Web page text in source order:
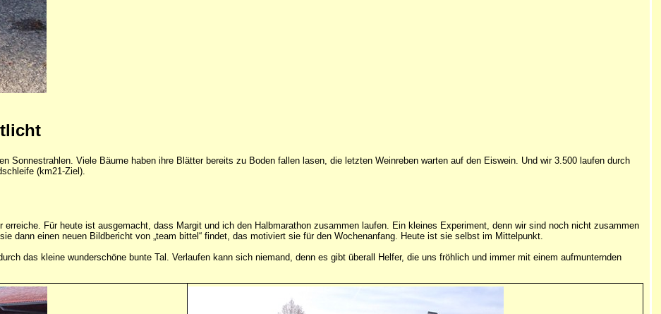
Sonnestrahlen. Viele Bäume haben ihre Blätter bereits zu Boden fallen lasen, die letzten Weinreben warten auf den Eiswein. Und wir 3.500 laufen durch
(km21-Ziel).
erreiche. Für heute ist ausgemacht, dass Margit und ich den Halbmarathon zusammen laufen. Ein kleines Experiment, denn wir sind noch nicht zusammen
dann einen neuen Bildbericht von „team bittel“ findet, das motiviert sie für den Wochenanfang. Heute ist sie selbst im Mittelpunkt.
das kleine wunderschöne bunte Tal. Verlaufen kann sich niemand, denn es gibt überall Helfer, die uns fröhlich und immer mit einem aufmunternden